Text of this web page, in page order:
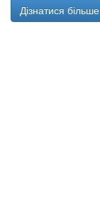
Дізнатися більше